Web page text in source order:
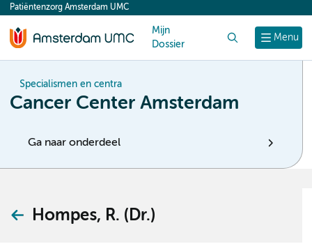
content
Menu
Patiëntenzorg Amsterdam UMC
Mijn
Dossier
Specialismen en centra
Cancer Center Amsterdam
Ga naar onderdeel
Hompes, R. (Dr.)